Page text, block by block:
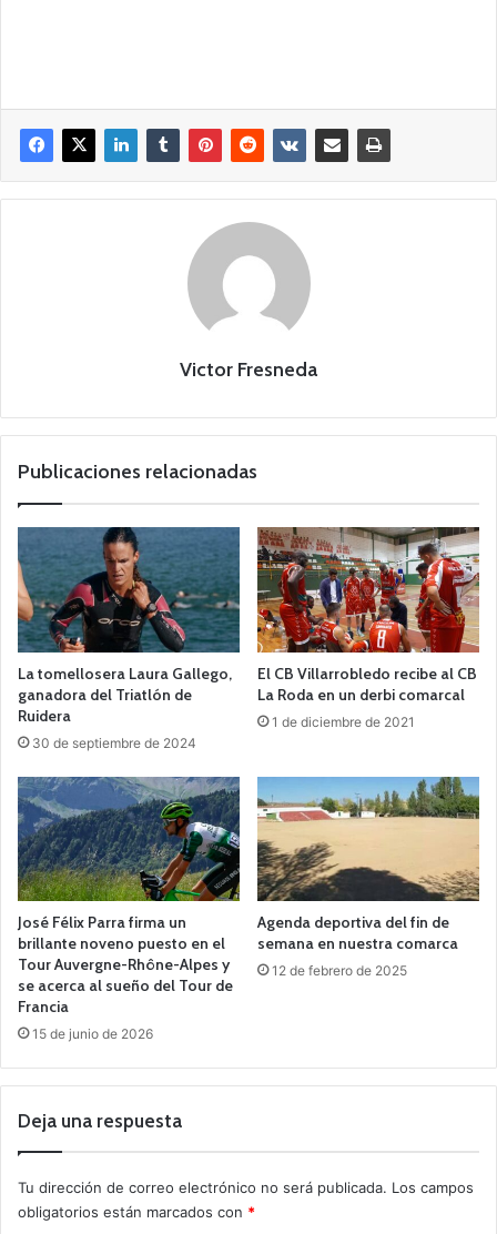
Victor Fresneda
Publicaciones relacionadas
La tomellosera Laura Gallego,
ganadora del Triatlón de
Ruidera
30 de septiembre de 2024
El CB Villarrobledo recibe al CB
La Roda en un derbi comarcal
1 de diciembre de 2021
José Félix Parra firma un
brillante noveno puesto en el
Tour Auvergne-Rhône-Alpes y
se acerca al sueño del Tour de
Francia
15 de junio de 2026
Agenda deportiva del fin de
semana en nuestra comarca
12 de febrero de 2025
Deja una respuesta
Tu dirección de correo electrónico no será publicada. Los campos
obligatorios están marcados con *